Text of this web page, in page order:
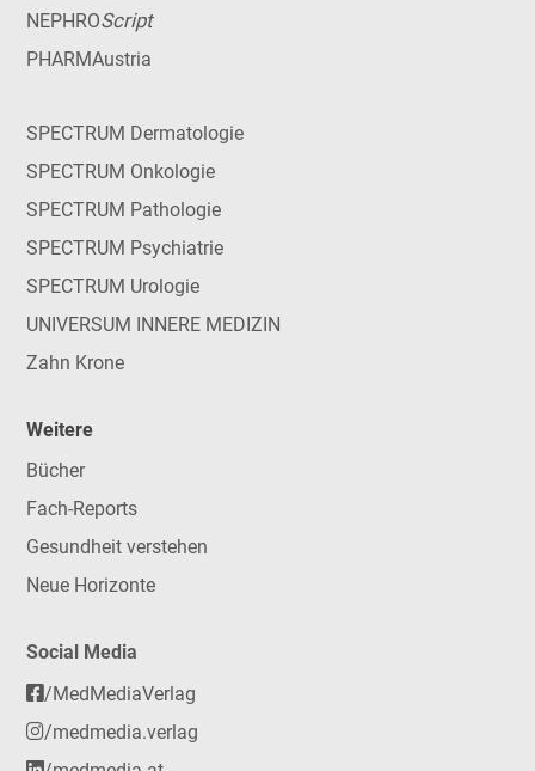
NEPHROScript
PHARMAustria
SPECTRUM Dermatologie
SPECTRUM Onkologie
SPECTRUM Pathologie
SPECTRUM Psychiatrie
SPECTRUM Urologie
UNIVERSUM INNERE MEDIZIN
Zahn Krone
Weitere
Bücher
Fach-Reports
Gesundheit verstehen
Neue Horizonte
Social Media
/MedMediaVerlag
/medmedia.verlag